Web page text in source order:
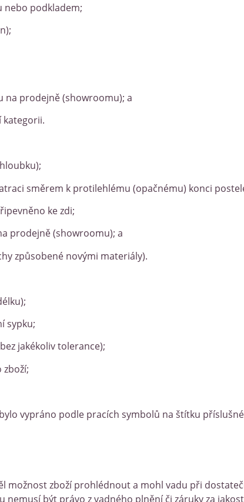
nebo podkladem;
na prodejně (showroomu); a
kategorii.
směrem k protilehlému (opačnému) konci
ke zdi;
prodejně (showroomu); a
způsobené novými materiály).
sypku;
jakékoliv tolerance);
vypráno podle pracích symbolů na štítku
možnost zboží prohlédnout a mohl vadu při
být právo z vadného plnění či záruky za